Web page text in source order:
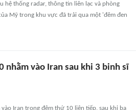
hệ thống radar, thông tin liên lạc và phòng
Mỹ trong khu vực đã trải qua một 'đêm đen
vào Iran sau khi 3 binh sĩ
Iran trong đêm thứ 10 liên tiếp, sau khi ba